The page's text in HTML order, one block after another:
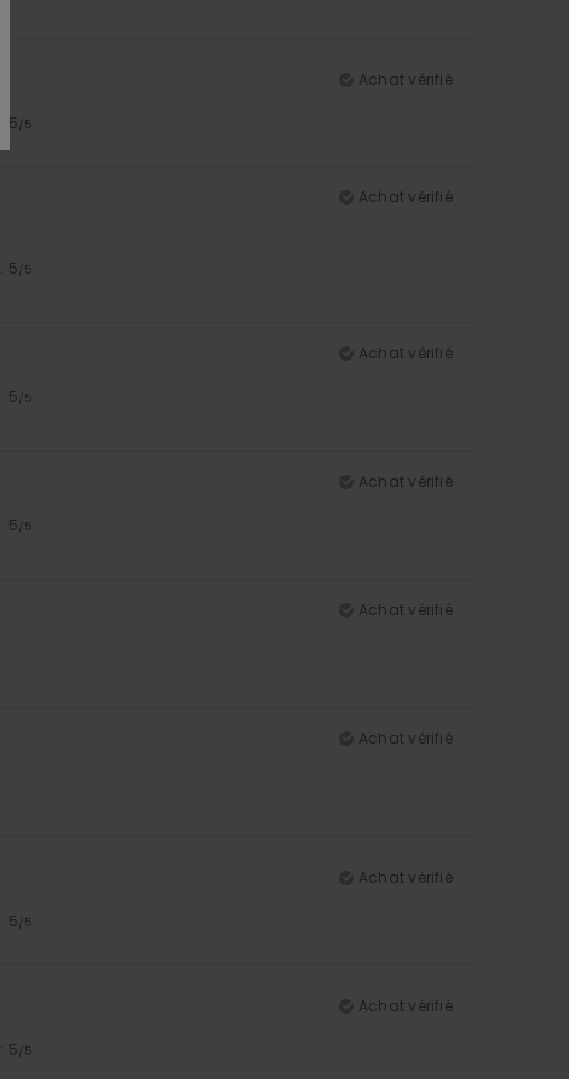
Achat vérifié
: 5 /5
Achat vérifié
: 5 /5
Achat vérifié
: 5 /5
Achat vérifié
: 5 /5
Achat vérifié
Achat vérifié
Achat vérifié
: 5 /5
Achat vérifié
: 5 /5